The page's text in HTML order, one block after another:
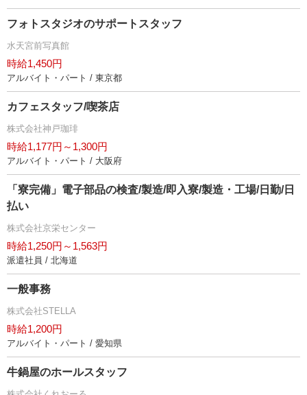
フォトスタジオのサポートスタッフ
水天宮前写真館
時給1,450円
アルバイト・パート / 東京都
カフェスタッフ/喫茶店
株式会社神戸珈琲
時給1,177円～1,300円
アルバイト・パート / 大阪府
「寮完備」電子部品の検査/製造/即入寮/製造・工場/日勤/日
払い
株式会社京栄センター
時給1,250円～1,563円
派遣社員 / 北海道
一般事務
株式会社STELLA
時給1,200円
アルバイト・パート / 愛知県
牛鍋屋のホールスタッフ